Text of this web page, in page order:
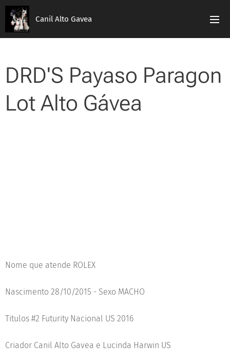
Canil Alto Gavea
DRD'S Payaso Paragon
Lot Alto Gávea
Nome que atende ROLEX
Nascimento 28/10/2015 - Sexo MACHO
Titulos #2 Futurity Nacional US 2016
Criador Canil Alto Gavea e Lucinda Harwin US